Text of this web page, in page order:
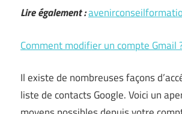
Lire également :
Comment modifier un compte Gmail
Il existe de nombreuses façons
liste de contacts Google. Voici un